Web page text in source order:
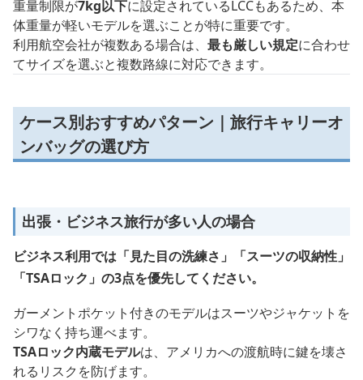
重量制限が7kg以下に設定されているLCCもあるため、本
体重量が軽いモデルを選ぶことが特に重要です。
利用航空会社が複数ある場合は、 最も厳しい規定に合わせ
てサイズを選ぶと複数路線に対応できます。
ケース別おすすめパターン｜旅行キャリーオ
ンバッグの選び方
出張・ビジネス旅行が多い人の場合
ビジネス利用では「見た目の洗練さ」「スーツの収納性」
「TSAロック」の3点を優先してください。
ガーメントポケット付きのモデルはスーツやジャケットを
シワなく持ち運べます。
TSAロック内蔵モデルは、アメリカへの渡航時に鍵を壊さ
れるリスクを防げます。